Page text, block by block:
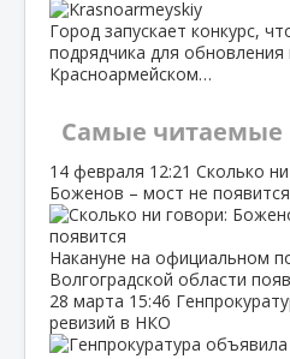
Город запускает конкурс,
подрядчика для обновления
Красноармейском…
Самые читаемые
14 февраля 12:21 Сколько
Боженов – мост не появится
Накануне на официальном
Волгоградской области
28 марта 15:46
ревизий в НКО